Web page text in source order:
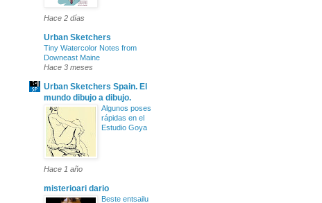
Hace 2 días
Urban Sketchers
Tiny Watercolor Notes from
Downeast Maine
Hace 3 meses
Urban Sketchers Spain. El
mundo dibujo a dibujo.
Algunos poses
rápidas en el
Estudio Goya
Hace 1 año
misterioari dario
Beste entsailu